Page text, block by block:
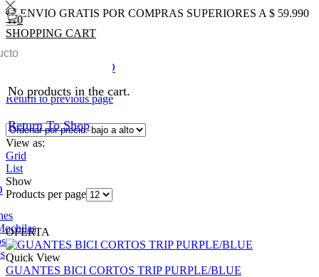
ENVIO GRATIS POR COMPRAS SUPERIORES A $ 59.990
0
SHOPPING CART
No products in the cart.
Return To Shop
CICLISMO
Return to previous page
View as:
Grid
List
Show
Products per page
OFERTA
Quick View
GUANTES BICI CORTOS TRIP PURPLE/BLUE